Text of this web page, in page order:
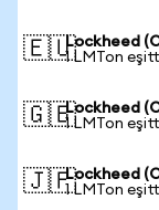
🇪🇺Lockheed
1 LMTon
🇬🇧Lockheed
1 LMTon
🇯🇵Lockheed
1 LMTon